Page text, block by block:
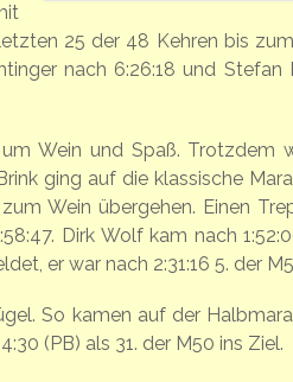
25 der 48 Kehren bis
nach 6:26:18 und Stefan
Wein und Spaß. Trotzdem
ging auf die klassische
Wein übergehen. Einen
Dirk Wolf kam nach
er war nach 2:31:16 5. der
So kamen auf der
(PB) als 31. der M50 ins Ziel.